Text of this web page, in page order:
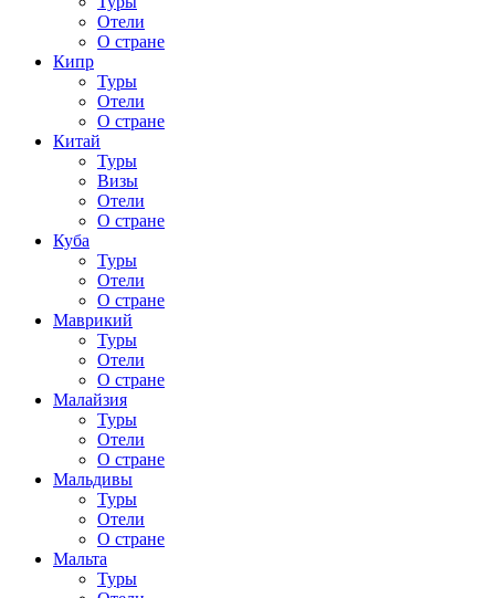
Отели
О стране
Кипр
Туры
Отели
О стране
Китай
Туры
Визы
Отели
О стране
Куба
Туры
Отели
О стране
Маврикий
Туры
Отели
О стране
Малайзия
Туры
Отели
О стране
Мальдивы
Туры
Отели
О стране
Мальта
Туры